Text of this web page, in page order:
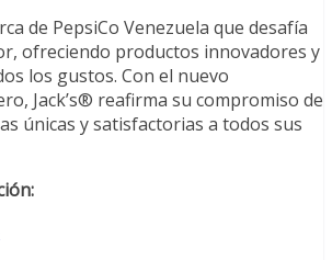
de PepsiCo Venezuela que desafía
ofreciendo productos innovadores y
los gustos. Con el nuevo
Jack’s® reafirma su compromiso de
únicas y satisfactorias a todos sus